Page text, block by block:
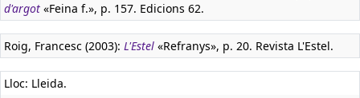
d'argot «Feina f.», p. 157. Edicions 62.
Roig, Francesc (2003): L'Estel «Refranys», p. 20. Revista L'Estel.
Lloc: Lleida.